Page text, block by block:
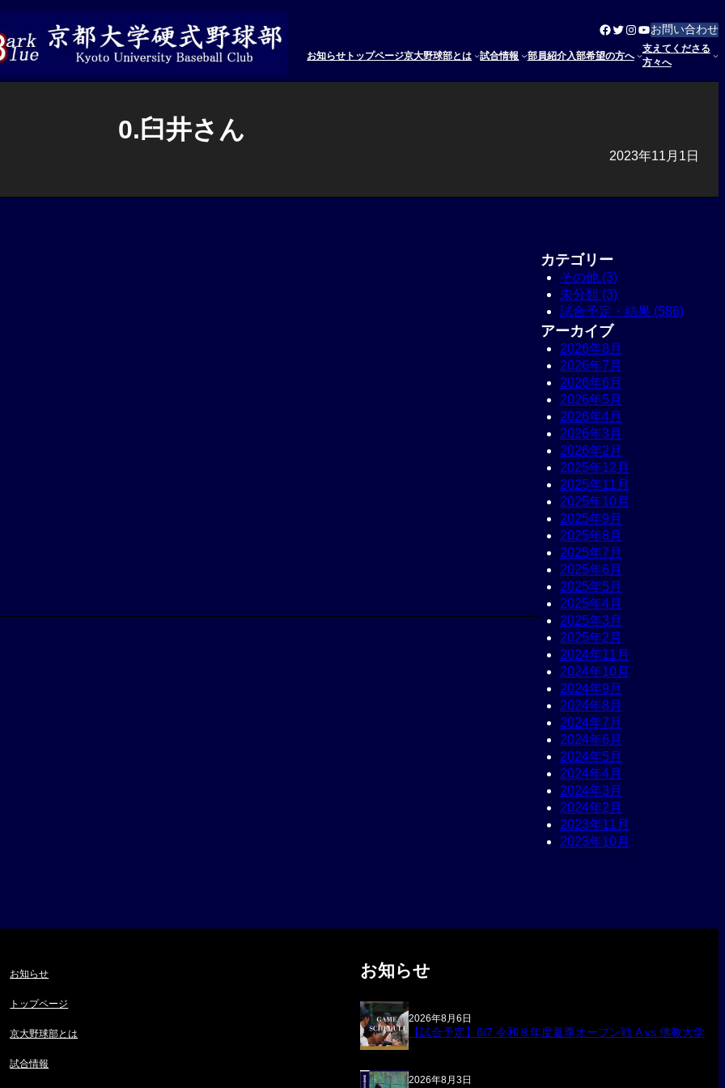
Facebook
Twitter
Instagram
YouTube
お問い合わせ
お知らせ トップページ京大野球部とは 試合情報 部員紹介入部希望の方へ
支えてくださる
方々へ
0.臼井さん
2023年11月1日
カテゴリー
その他 (3)
未分類 (3)
試合予定・結果 (586)
アーカイブ
2026年8月
2026年7月
2026年6月
2026年5月
2026年4月
2026年3月
2026年2月
2025年12月
2025年11月
2025年10月
2025年9月
2025年8月
2025年7月
2025年6月
2025年5月
2025年4月
2025年3月
2025年2月
2024年11月
2024年10月
2024年9月
2024年8月
2024年7月
2024年6月
2024年5月
2024年4月
2024年3月
2024年2月
2023年11月
2023年10月
お知らせ
トップページ
京大野球部とは
試合情報
お知らせ
2026年8月6日
【試合予定】8/7 令和８年度夏季オープン戦 A vs 佛教大学
2026年8月3日